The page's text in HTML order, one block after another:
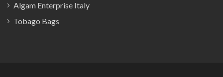
Algam Enterprise Italy
Tobago Bags